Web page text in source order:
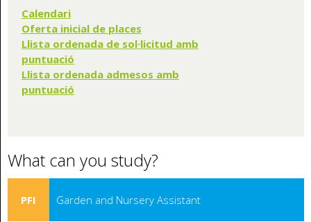
Calendari
Oferta inicial de places
Llista ordenada de sol·licitud amb
puntuació
Llista ordenada admesos amb
puntuació
What can you study?
PFI Garden and Nursery Assistant